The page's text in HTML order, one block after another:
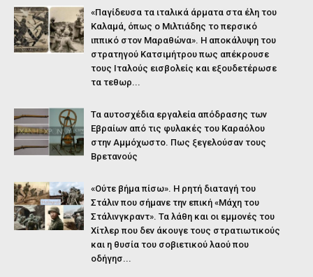
«Παγίδευσα τα ιταλικά άρματα στα έλη του
Καλαμά, όπως ο Μιλτιάδης το περσικό
ιππικό στον Μαραθώνα». Η αποκάλυψη του
στρατηγού Κατσιμήτρου πως απέκρουσε
τους Ιταλούς εισβολείς και εξουδετέρωσε
τα τεθωρ...
Τα αυτοσχέδια εργαλεία απόδρασης των
Εβραίων από τις φυλακές του Καραόλου
στην Αμμόχωστο. Πως ξεγελούσαν τους
Βρετανούς
«Ούτε βήμα πίσω». Η ρητή διαταγή του
Στάλιν που σήμανε την επική «Μάχη του
Στάλινγκραντ». Τα λάθη και οι εμμονές του
Χίτλερ που δεν άκουγε τους στρατιωτικούς
και η θυσία του σοβιετικού λαού που
οδήγησ...